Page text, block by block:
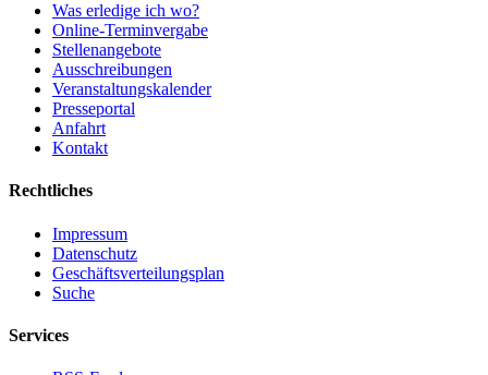
Was erledige ich wo?
Online-Terminvergabe
Stellenangebote
Ausschreibungen
Veranstaltungskalender
Presseportal
Anfahrt
Kontakt
Rechtliches
Impressum
Datenschutz
Geschäftsverteilungsplan
Suche
Services